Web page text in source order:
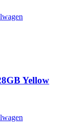
Yellow